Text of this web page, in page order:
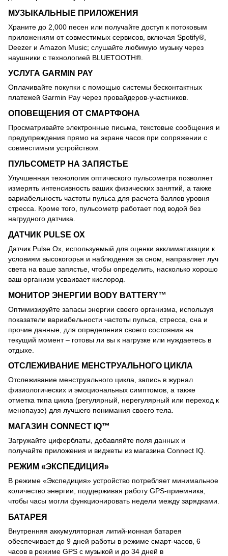
МУЗЫКАЛЬНЫЕ ПРИЛОЖЕНИЯ
Храните до 2,000 песен или получайте доступ к потоковым
приложениям от совместимых сервисов, включая Spotify®,
Deezer и Amazon Music; слушайте любимую музыку через
наушники с технологией BLUETOOTH®.
УСЛУГА GARMIN PAY
Оплачивайте покупки с помощью системы бесконтактных
платежей Garmin Pay через провайдеров-участников.
ОПОВЕЩЕНИЯ ОТ СМАРТФОНА
Просматривайте электронные письма, текстовые сообщения и
предупреждения прямо на экране часов при сопряжении с
совместимым устройством.
ПУЛЬСОМЕТР НА ЗАПЯСТЬЕ
Улучшенная технология оптического пульсометра позволяет
измерять интенсивность ваших физических занятий, а также
вариабельность частоты пульса для расчета баллов уровня
стресса. Кроме того, пульсометр работает под водой без
нагрудного датчика.
ДАТЧИК PULSE OX
Датчик Pulse Ox, используемый для оценки акклиматизации к
условиям высокогорья и наблюдения за сном, направляет луч
света на ваше запястье, чтобы определить, насколько хорошо
ваш организм усваивает кислород.
МОНИТОР ЭНЕРГИИ BODY BATTERY™
Оптимизируйте запасы энергии своего организма, используя
показатели вариабельности частоты пульса, стресса, сна и
прочие данные, для определения своего состояния на
текущий момент – готовы ли вы к нагрузке или нуждаетесь в
отдыхе.
ОТСЛЕЖИВАНИЕ МЕНСТРУАЛЬНОГО ЦИКЛА
Отслеживание менструального цикла, запись в журнал
физиологических и эмоциональных симптомов, а также
отметка типа цикла (регулярный, нерегулярный или переход к
менопаузе) для лучшего понимания своего тела.
МАГАЗИН CONNECT IQ™
Загружайте циферблаты, добавляйте поля данных и
получайте приложения и виджеты из магазина Connect IQ.
РЕЖИМ «ЭКСПЕДИЦИЯ»
В режиме «Экспедиция» устройство потребляет минимальное
количество энергии, поддерживая работу GPS-приемника,
чтобы часы могли функционировать недели между зарядками.
БАТАРЕЯ
Внутренняя аккумуляторная литий-ионная батарея
обеспечивает до 9 дней работы в режиме смарт-часов, 6
часов в режиме GPS с музыкой и до 34 дней в